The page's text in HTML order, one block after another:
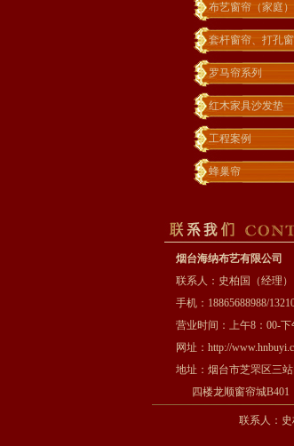
布艺窗帘（家庭）
套杆窗帘、打孔
罗马帘系列
红木家具沙发垫
工程案例
蜂巢帘
烟台海纳布艺有限公司
联系人：史柏国（经理）
手机：18865688988/
营业时间：上午8：00-下
网址： http://
地址：烟台市芝罘区三
四楼龙顺窗帘城B401
联系人：史